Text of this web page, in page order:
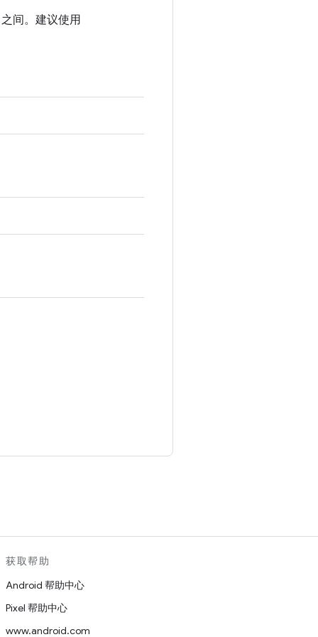
间。建议使用
获取帮助
Android 帮助中心
Pixel 帮助中心
www.android.com